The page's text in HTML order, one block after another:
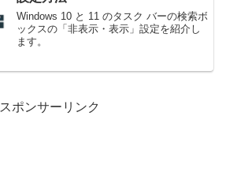
Windows 10 と 11 のタスク バーの検索ボ
ックスの「非表示・表示」設定を紹介し
ます。
スポンサーリンク